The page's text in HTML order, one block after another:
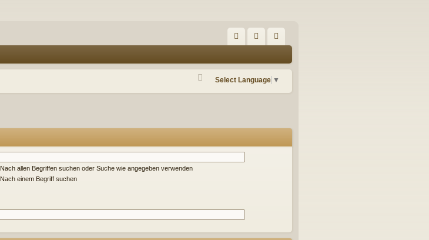
Q m ist
Select Language ▼
Nach allen Begriffen suchen oder Suche wie angegeben verwenden
Nach einem Begriff suchen